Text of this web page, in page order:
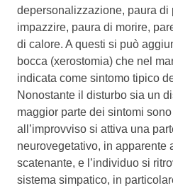
depersonalizzazione, paura di
impazzire, paura di morire,
di calore. A questi si può
bocca (xerostomia) che nel
indicata come sintomo tipico
Nonostante il disturbo sia un
maggior parte dei sintomi
all’improvviso si attiva una
neurovegetativo, in apparente
scatenante, e l’individuo si
sistema simpatico, in